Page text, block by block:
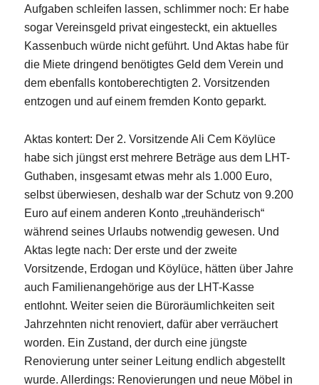
Aufgaben schleifen lassen, schlimmer noch: Er habe
sogar Vereinsgeld privat eingesteckt, ein aktuelles
Kassenbuch würde nicht geführt. Und Aktas habe für
die Miete dringend benötigtes Geld dem Verein und
dem ebenfalls kontoberechtigten 2. Vorsitzenden
entzogen und auf einem fremden Konto geparkt.
Aktas kontert: Der 2. Vorsitzende Ali Cem Köylüce
habe sich jüngst erst mehrere Beträge aus dem LHT-
Guthaben, insgesamt etwas mehr als 1.000 Euro,
selbst überwiesen, deshalb war der Schutz von 9.200
Euro auf einem anderen Konto „treuhänderisch“
während seines Urlaubs notwendig gewesen. Und
Aktas legte nach: Der erste und der zweite
Vorsitzende, Erdogan und Köylüce, hätten über Jahre
auch Familienangehörige aus der LHT-Kasse
entlohnt. Weiter seien die Büroräumlichkeiten seit
Jahrzehnten nicht renoviert, dafür aber verräuchert
worden. Ein Zustand, der durch eine jüngste
Renovierung unter seiner Leitung endlich abgestellt
wurde. Allerdings: Renovierungen und neue Möbel in